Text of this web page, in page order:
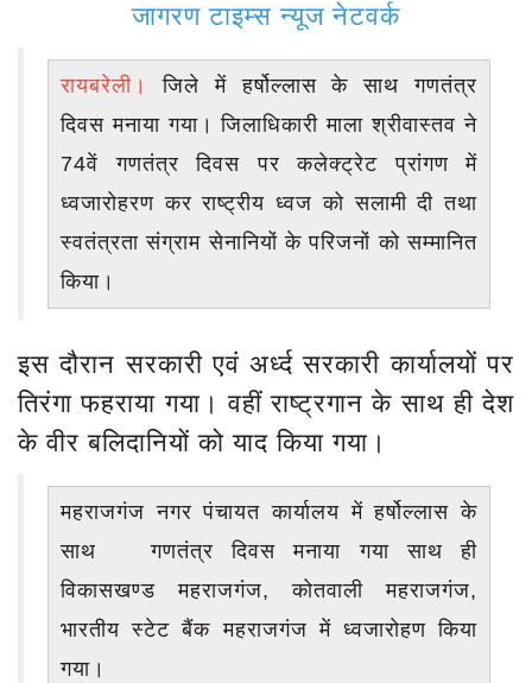
जागरण टाइम्स न्यूज नेटवर्क
रायबरेली।जिले में हर्षोल्लास के साथ गणतंत्र
दिवस मनाया गया। जिलाधिकारी माला श्रीवास्तव ने
74वें गणतंत्र दिवस पर कलेक्ट्रेट प्रांगण में
ध्वजारोहरण कर राष्ट्रीय ध्वज को सलामी दी तथा
स्वतंत्रता संग्राम सेनानियों के परिजनों को सम्मानित
किया।
इस दौरान सरकारी एवं अर्ध्द सरकारी कार्यालयों पर
तिरंगा फहराया गया। वहीं राष्ट्रगान के साथ ही देश
के वीर बलिदानियों को याद किया गया।
महराजगंज नगर पंचायत कार्यालय में हर्षोल्लास के
साथ गणतंत्र दिवस मनाया गया साथ ही
विकासखण्ड महराजगंज, कोतवाली महराजगंज,
भारतीय स्टेट बैंक महराजगंज में ध्वजारोहण किया
गया।